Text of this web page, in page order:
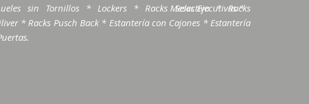
sin Tornillos * Lockers * Racks Selectivo * Racks
* Racks Pusch Back * Estantería con Cajones * Estantería
Mesas Ejecutivas *